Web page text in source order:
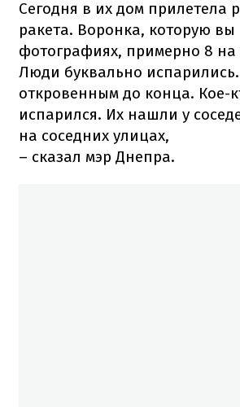
Сегодня в их дом прилетела
ракета. Воронка, которую
фотографиях, примерно 8 на
Люди буквально
откровенным до конца. Кое-
испарился. Их нашли у
на соседних улицах,
– сказал мэр Днепра.